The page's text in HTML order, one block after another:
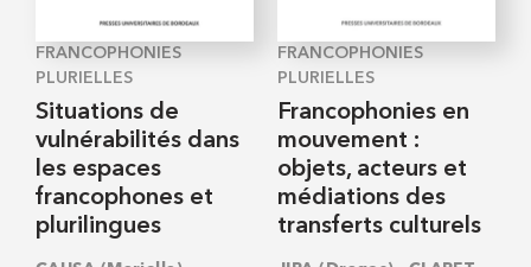
FRANCOPHONIES
PLURIELLES
Situations de
vulnérabilités dans
les espaces
francophones et
plurilingues
FRANCOPHONIES
PLURIELLES
Francophonies en
mouvement :
objets, acteurs et
médiations des
transferts culturels